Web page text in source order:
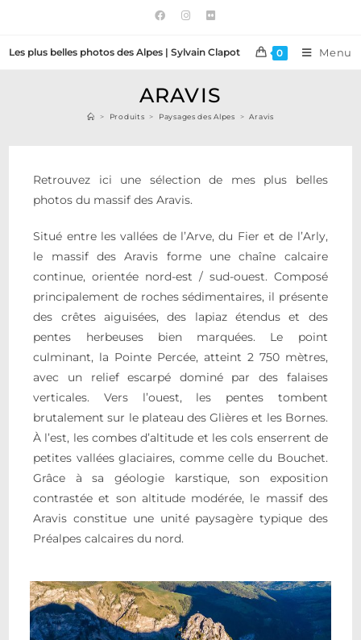
Les plus belles photos des Alpes | Sylvain Clapot 0 Menu
ARAVIS
> Produits > Paysages des Alpes > Aravis
Retrouvez ici une sélection de mes plus belles
photos du massif des Aravis.
Situé entre les vallées de l’Arve, du Fier et de l’Arly,
le massif des Aravis forme une chaîne calcaire
continue, orientée nord-est / sud-ouest. Composé
principalement de roches sédimentaires, il présente
des crêtes aiguisées, des lapiaz étendus et des
pentes herbeuses bien marquées. Le point
culminant, la Pointe Percée, atteint 2 750 mètres,
avec un relief escarpé dominé par des falaises
verticales. Vers l’ouest, les pentes tombent
brutalement sur le plateau des Glières et les Bornes.
À l’est, les combes d’altitude et les cols enserrent de
petites vallées glaciaires, comme celle du Bouchet.
Grâce à sa géologie karstique, son exposition
contrastée et son altitude modérée, le massif des
Aravis constitue une unité paysagère typique des
Préalpes calcaires du nord.